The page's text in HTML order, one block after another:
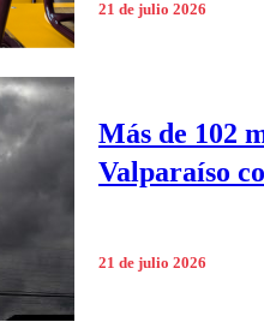
21 de julio 2026
Más de 102
Valparaíso
21 de julio 2026